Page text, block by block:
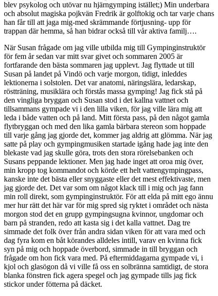
blev psykolog och utövar nu hjärngymping istället;) Min underbara
och absolut magiska pojkvän Fredrik är golftokig och tar varje chans
han får till att jaga mig-med skrämmande förtjusning- upp för
trappan där hemma, så han bidrar också till vår aktiva familj….
När Susan frågade om jag ville utbilda mig till Gympinginstruktör
för fem år sedan var mitt svar givet och sommaren 2005 är
fortfarande den bästa sommaren jag upplevt. Jag flyttade ut till
Susan på landet på Vindö och varje morgon, tidigt, inleddes
lektionerna i solstolen. Det var anatomi, näringslära, ledarskap,
röstträning, musiklära och förstås massa gymping! Jag fick stå på
den vingliga bryggan och Susan stod i det kallna vattnet och
tillsammans gympade vi i den lilla viken, för jag ville lära mig att
leda i både vatten och på land. Mitt första pass, på den något gamla
flytbryggan och med den lika gamla bärbara stereon som hoppade
till varje gång jag gjorde det, kommer jag aldrig att glömma. När jag
satte på play och gympingmusiken startade igång hade jag inte den
blekaste vad jag skulle göra, trots den stora rörelsebanken och
Susans peppande lektioner. Men jag hade inget att oroa mig över,
min kropp tog kommandot och körde ett helt vattengympingpass,
kanske inte det bästa eller snyggaste eller det mest effektivaste, men
jag gjorde det. Det var som om något klack till i mig och jag fann
min roll direkt, som gympinginstruktör. För att elda på mitt ego ännu
mer hur rätt det här var för mig spred sig ryktet i området och nästa
morgon stod det en grupp gympingsugna kvinnor, ungdomar och
barn på stranden, redo att kasta sig i det kalla vattnet. Dag tre
simmade det folk över från andra sidan viken för att vara med och
dag fyra kom en båt körandes alldeles intill, varav en kvinna fick
syn på mig och hoppade överbord, simmade in till bryggan och
frågade om hon fick vara med. På eftermiddagarna gympade vi, i
kjol och glasögon då vi ville få oss en solbränna samtidigt, de stora
blanka fönstren fick agera spegel och jag gympade tills jag fick
stickor under fötterna på däcket.